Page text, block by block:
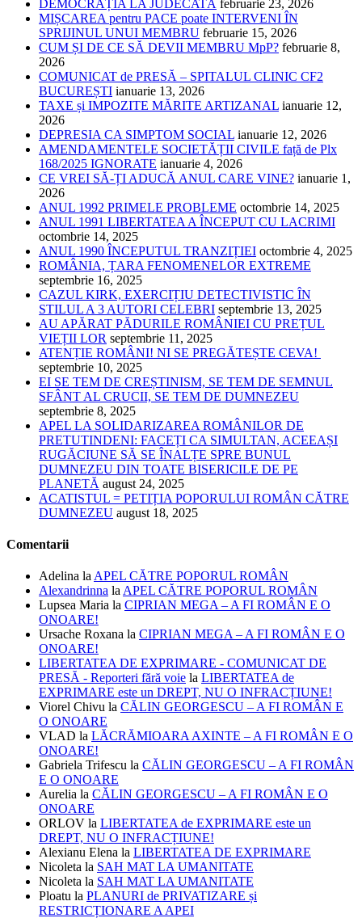
DEMOCRAȚIA LA JUDECATĂ februarie 23, 2026
MIȘCAREA pentru PACE poate INTERVENI ÎN
SPRIJINUL UNUI MEMBRU februarie 15, 2026
CUM ȘI DE CE SĂ DEVII MEMBRU MpP? februarie 8,
2026
COMUNICAT de PRESĂ – SPITALUL CLINIC CF2
BUCUREȘTI ianuarie 13, 2026
TAXE și IMPOZITE MĂRITE ARTIZANAL ianuarie 12,
2026
DEPRESIA CA SIMPTOM SOCIAL ianuarie 12, 2026
AMENDAMENTELE SOCIETĂȚII CIVILE față de Plx
168/2025 IGNORATE ianuarie 4, 2026
CE VREI SĂ-ȚI ADUCĂ ANUL CARE VINE? ianuarie 1,
2026
ANUL 1992 PRIMELE PROBLEME octombrie 14, 2025
ANUL 1991 LIBERTATEA A ÎNCEPUT CU LACRIMI
octombrie 14, 2025
ANUL 1990 ÎNCEPUTUL TRANZIȚIEI octombrie 4, 2025
ROMÂNIA, ȚARA FENOMENELOR EXTREME
septembrie 16, 2025
CAZUL KIRK, EXERCIȚIU DETECTIVISTIC ÎN
STILUL A 3 AUTORI CELEBRI septembrie 13, 2025
AU APĂRAT PĂDURILE ROMÂNIEI CU PREȚUL
VIEȚII LOR septembrie 11, 2025
ATENȚIE ROMÂNI! NI SE PREGĂTEȘTE CEVA!
septembrie 10, 2025
EI SE TEM DE CREȘTINISM, SE TEM DE SEMNUL
SFÂNT AL CRUCII, SE TEM DE DUMNEZEU
septembrie 8, 2025
APEL LA SOLIDARIZAREA ROMÂNILOR DE
PRETUTINDENI: FACEȚI CA SIMULTAN, ACEEAȘI
RUGĂCIUNE SĂ SE ÎNALȚE SPRE BUNUL
DUMNEZEU DIN TOATE BISERICILE DE PE
PLANETĂ august 24, 2025
ACATISTUL = PETIȚIA POPORULUI ROMÂN CĂTRE
DUMNEZEU august 18, 2025
Comentarii
Adelina la APEL CĂTRE POPORUL ROMÂN
Alexandrinna la APEL CĂTRE POPORUL ROMÂN
Lupsea Maria la CIPRIAN MEGA – A FI ROMÂN E O
ONOARE!
Ursache Roxana la CIPRIAN MEGA – A FI ROMÂN E O
ONOARE!
LIBERTATEA DE EXPRIMARE - COMUNICAT DE
PRESĂ - Reporteri fără voie la LIBERTATEA de
EXPRIMARE este un DREPT, NU O INFRACȚIUNE!
Viorel Chivu la CĂLIN GEORGESCU – A FI ROMÂN E
O ONOARE
VLAD la LĂCRĂMIOARA AXINTE – A FI ROMÂN E O
ONOARE!
Gabriela Trifescu la CĂLIN GEORGESCU – A FI ROMÂN
E O ONOARE
Aurelia la CĂLIN GEORGESCU – A FI ROMÂN E O
ONOARE
ORLOV la LIBERTATEA de EXPRIMARE este un
DREPT, NU O INFRACȚIUNE!
Alexianu Elena la LIBERTATEA DE EXPRIMARE
Nicoleta la SAH MAT LA UMANITATE
Nicoleta la SAH MAT LA UMANITATE
Ploatu la PLANURI de PRIVATIZARE și
RESTRICȚIONARE A APEI